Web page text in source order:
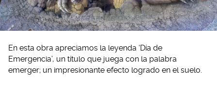
En esta obra apreciamos la leyenda ‘Día de
Emergencia’, un título que juega con la palabra
emerger; un impresionante efecto logrado en el suelo.